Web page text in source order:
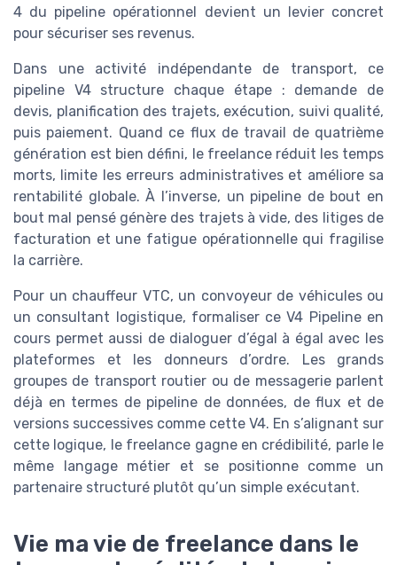
4 du pipeline opérationnel devient un levier concret
pour sécuriser ses revenus.
Dans une activité indépendante de transport, ce
pipeline V4 structure chaque étape : demande de
devis, planification des trajets, exécution, suivi qualité,
puis paiement. Quand ce flux de travail de quatrième
génération est bien défini, le freelance réduit les temps
morts, limite les erreurs administratives et améliore sa
rentabilité globale. À l’inverse, un pipeline de bout en
bout mal pensé génère des trajets à vide, des litiges de
facturation et une fatigue opérationnelle qui fragilise
la carrière.
Pour un chauffeur VTC, un convoyeur de véhicules ou
un consultant logistique, formaliser ce V4 Pipeline en
cours permet aussi de dialoguer d’égal à égal avec les
plateformes et les donneurs d’ordre. Les grands
groupes de transport routier ou de messagerie parlent
déjà en termes de pipeline de données, de flux et de
versions successives comme cette V4. En s’alignant sur
cette logique, le freelance gagne en crédibilité, parle le
même langage métier et se positionne comme un
partenaire structuré plutôt qu’un simple exécutant.
Vie ma vie de freelance dans le